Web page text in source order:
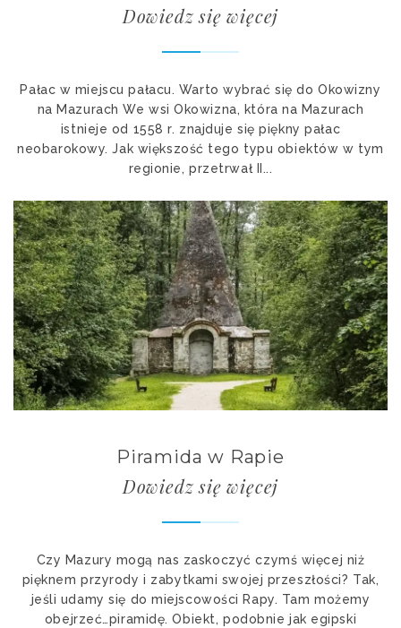
Dowiedz się więcej
Pałac w miejscu pałacu. Warto wybrać się do Okowizny
na Mazurach We wsi Okowizna, która na Mazurach
istnieje od 1558 r. znajduje się piękny pałac
neobarokowy. Jak większość tego typu obiektów w tym
regionie, przetrwał II...
Piramida w Rapie
Dowiedz się więcej
Czy Mazury mogą nas zaskoczyć czymś więcej niż
pięknem przyrody i zabytkami swojej przeszłości? Tak,
jeśli udamy się do miejscowości Rapy. Tam możemy
obejrzeć…piramidę. Obiekt, podobnie jak egipski